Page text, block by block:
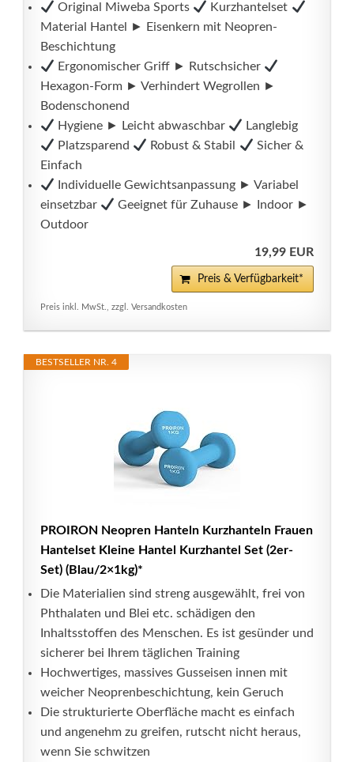
Original Miweba Sports
Kurzhantelset
Material Hantel ► Eisenkern mit Neopren-
Beschichtung
Ergonomischer Griff ► Rutschsicher
Hexagon-Form ► Verhindert Wegrollen ►
Bodenschonend
Hygiene ► Leicht abwaschbar
Langlebig
Platzsparend
Robust & Stabil
Sicher &
Einfach
Individuelle Gewichtsanpassung ► Variabel
einsetzbar
Geeignet für Zuhause ► Indoor ►
Outdoor
19,99 EUR
Preis & Verfügbarkeit*
Preis inkl. MwSt., zzgl. Versandkosten
BESTSELLER NR. 4
PROIRON Neopren Hanteln Kurzhanteln Frauen
Hantelset Kleine Hantel Kurzhantel Set (2er-
Set) (Blau/2×1kg)*
Die Materialien sind streng ausgewählt, frei von
Phthalaten und Blei etc. schädigen den
Inhaltsstoffen des Menschen. Es ist gesünder und
sicherer bei Ihrem täglichen Training
Hochwertiges, massives Gusseisen innen mit
weicher Neoprenbeschichtung, kein Geruch
Die strukturierte Oberfläche macht es einfach
und angenehm zu greifen, rutscht nicht heraus,
wenn Sie schwitzen